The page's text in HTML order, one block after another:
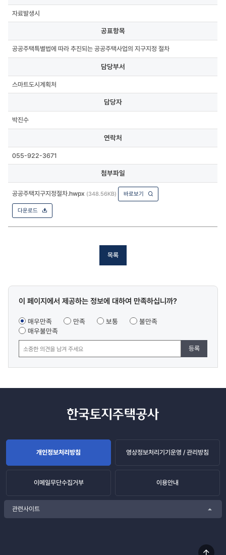
자료발생시
공표항목
공공주택특별법에 따라 추진되는 공공주택사업의 지구지정 절차
담당부서
스마트도시계획처
담당자
박진수
연락처
055-922-3671
첨부파일
공공주택지구지정절차.hwpx (348.56KB) 바로보기
다운로드
목록
콘텐츠
조사
이 페이지에서 제공하는 정보에 대하여 만족하십니까?
매우만족 만족 보통
불만족
매우불만족
등록
개인정보처리방침 영상정보처리기기운영 / 관리방침
이메일무단수집거부 이용안내
관련사이트
상단